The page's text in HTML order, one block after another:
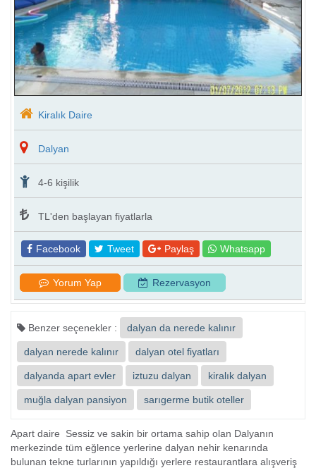
Kiralık Daire
Dalyan
4-6 kişilik
TL'den başlayan fiyatlarla
Facebook Tweet Paylaş Whatsapp
Yorum Yap Rezervasyon
Benzer seçenekler : dalyan da nerede kalınır
dalyan nerede kalınır dalyan otel fiyatları
dalyanda apart evler iztuzu dalyan kiralık dalyan
muğla dalyan pansiyon sarıgerme butik oteller
Apart daire Sessiz ve sakin bir ortama sahip olan Dalyanın
merkezinde tüm eğlence yerlerine dalyan nehir kenarında
bulunan tekne turlarının yapıldığı yerlere restaurantlara alışveriş